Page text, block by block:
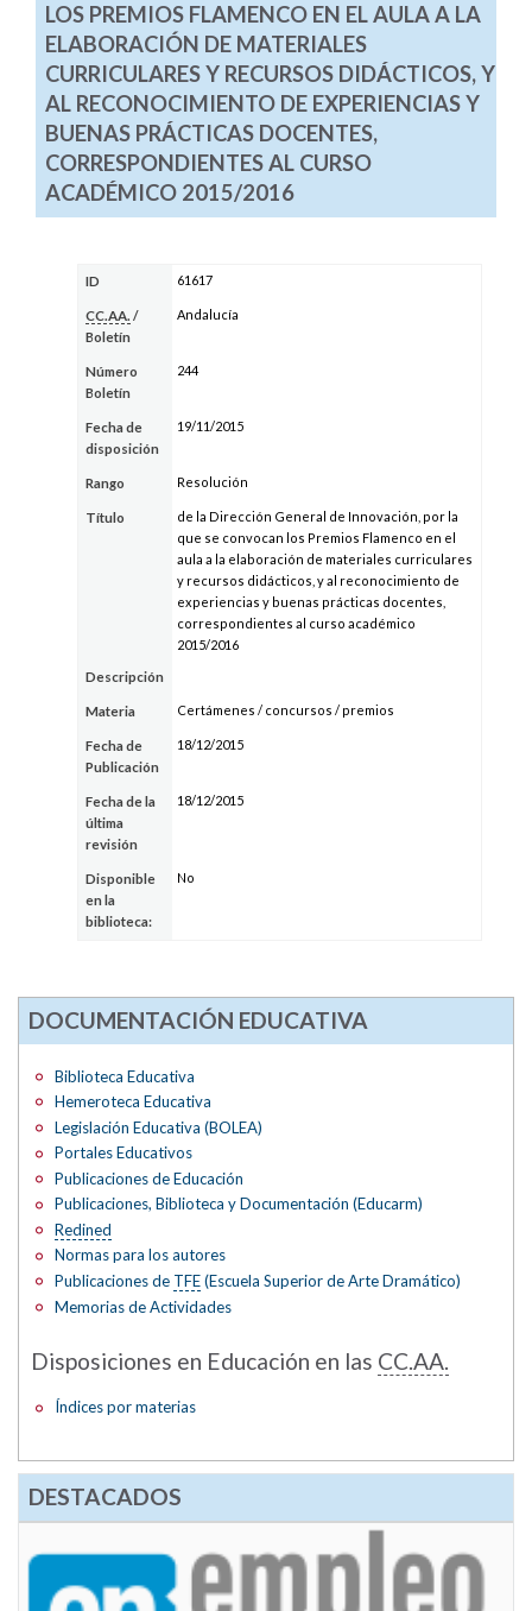
LOS PREMIOS FLAMENCO EN EL AULA A LA
ELABORACIÓN DE MATERIALES
CURRICULARES Y RECURSOS DIDÁCTICOS, Y
AL RECONOCIMIENTO DE EXPERIENCIAS Y
BUENAS PRÁCTICAS DOCENTES,
CORRESPONDIENTES AL CURSO
ACADÉMICO 2015/2016
ID 61617
CC.AA. /
Boletín
Andalucía
Número
Boletín
244
Fecha de
disposición
19/11/2015
Rango Resolución
Título
de la Dirección General de Innovación, por la
que se convocan los Premios Flamenco en el
aula a la elaboración de materiales curriculares
y recursos didácticos, y al reconocimiento de
experiencias y buenas prácticas docentes,
correspondientes al curso académico
2015/2016
Descripción
Materia Certámenes / concursos / premios
Fecha de
Publicación
18/12/2015
Fecha de la
última
revisión
18/12/2015
Disponible
en la
biblioteca:
No
DOCUMENTACIÓN EDUCATIVA
Biblioteca Educativa
Hemeroteca Educativa
Legislación Educativa (BOLEA)
Portales Educativos
Publicaciones de Educación
Publicaciones, Biblioteca y Documentación (Educarm)
Redined
Normas para los autores
Publicaciones de TFE(Escuela Superior de Arte Dramático)
Memorias de Actividades
Disposiciones en Educación en las CC.AA.
Índices por materias
DESTACADOS